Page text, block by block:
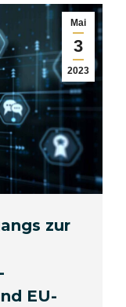
Mai
3
2023
zur
EU-